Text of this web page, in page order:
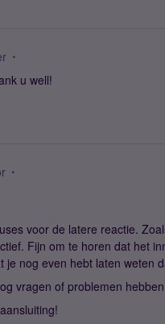
u well!
voor de latere reactie.
Fijn om te horen dat het
nog even hebt laten weten
vragen of problemen